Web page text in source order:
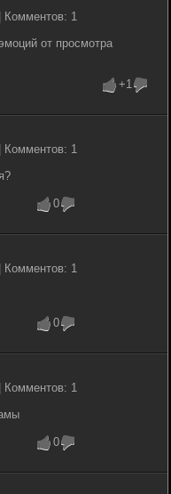
Комментов: 1
от просмотра
+1
Комментов: 1
0
Комментов: 1
0
Комментов: 1
0